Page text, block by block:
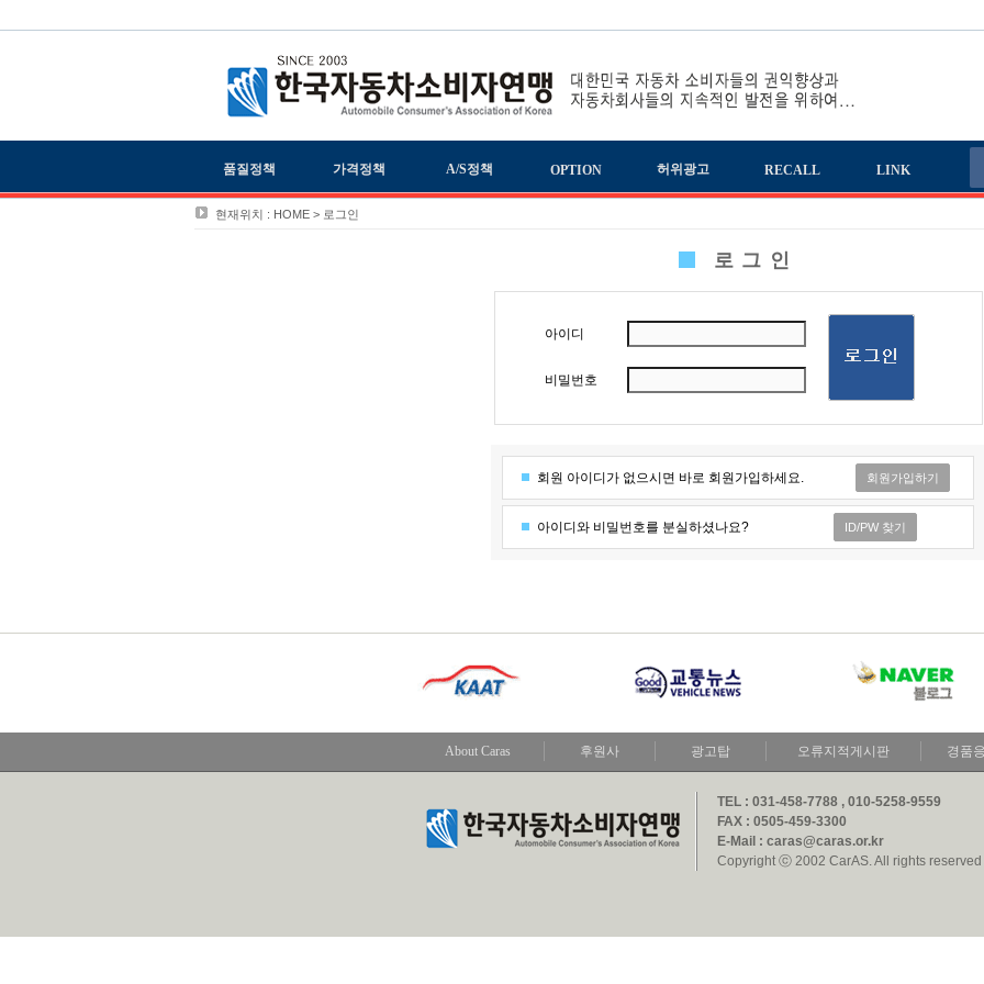
품질정책 가격정책 A/S정책 OPTION 허위광고 RECALL LINK
현재위치 : HOME > 로그인
로그인
아이디
비밀번호
회원 아이디가 없으시면 바로 회원가입하세요. 회원가입하기
아이디와 비밀번호를 분실하셨나요? ID/PW 찾기
About Caras 후원사 광고탑 오류지적게시판 경품
TEL : 031-458-7788 , 010-5258-9559
FAX : 0505-459-3300
E-Mail : caras@caras.or.kr
Copyright ⓒ 2002 CarAS. All rights reserved